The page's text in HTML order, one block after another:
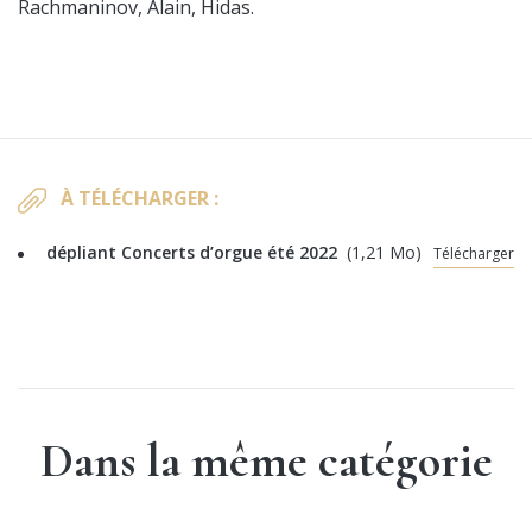
Rachmaninov, Alain, Hidas.
À TÉLÉCHARGER :
dépliant Concerts d’orgue été 2022 (1,21 Mo) Télécharger
Dans la même catégorie